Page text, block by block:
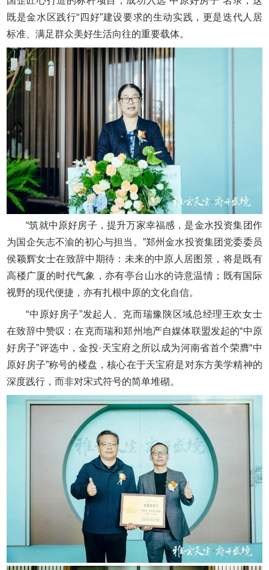
既是金水区践行“四好”建设要求的生动实践，更是迭代人居
标准、满足群众美好生活向往的重要载体。
“筑就中原好房子，提升万家幸福感，是金水投资集团作
为国企矢志不渝的初心与担当。”郑州金水投资集团党委委员
侯颖辉女士在致辞中期待：未来的中原人居图景，将是既有
高楼广厦的时代气象，亦有亭台山水的诗意温情；既有国际
视野的现代便捷，亦有扎根中原的文化自信。
“中原好房子”发起人、克而瑞豫陕区域总经理王欢女士
在致辞中赞叹：在克而瑞和郑州地产自媒体联盟发起的“中原
好房子”评选中，金投·天宝府之所以成为河南省首个荣膺“中
原好房子”称号的楼盘，核心在于天宝府是对东方美学精神的
深度践行，而非对宋式符号的简单堆砌。